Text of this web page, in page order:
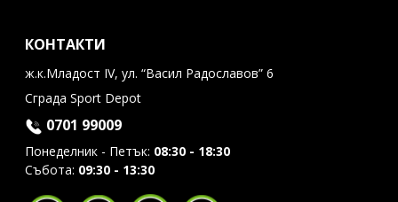
КОНТАКТИ
ж.к.Младост IV, ул. “Васил Радославов” 6
Сграда Sport Depot
0701 99009
Понеделник - Петък: 08:30 - 18:30
Събота: 09:30 - 13:30